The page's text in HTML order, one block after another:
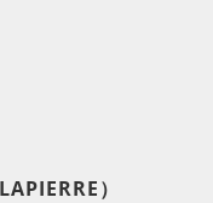
）